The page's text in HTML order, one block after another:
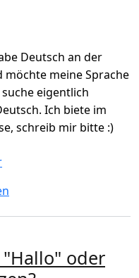
Deutsch an der
meine Sprache
eigentlich
Ich biete im
schreib mir bitte :)
- Sprache
oder